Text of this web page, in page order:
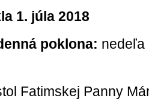
1. júla 2018
poklona: nedeľa
Fatimskej Panny